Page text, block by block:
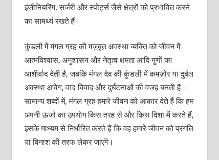
इंजीनियरिंग, सर्जरी और स्पोर्ट्स जैसे क्षेत्रों को प्रभावित करने
का सामर्थ्य रखते हैं।
कुंडली में मंगल ग्रह की मज़बूत अवस्था व्यक्ति को जीवन में
आत्मविश्वास, अनुशासन और नेतृत्व क्षमता आदि गुणों का
आशीर्वाद देती है, जबकि मंगल देव की कुंडली में कमज़ोर या दुर्बल
अवस्था आवेग, वाद-विवाद और दुर्घटनाओं की वजह बनती है।
सामान्य शब्दों में, मंगल ग्रह हमारे जीवन को आकार देते हैं कि हम
अपनी ऊर्जा का उपयोग किस तरह से और किस दिशा में करते हैं,
इसके माध्यम से निर्धारित करते हैं कि वह हमारे जीवन को प्रगति
या विनाश की तरफ लेकर जाएंगे।